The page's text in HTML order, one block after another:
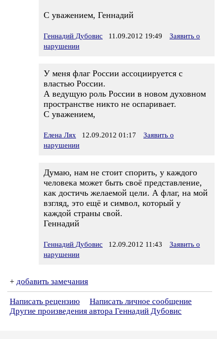
С уважением, Геннадий
Геннадий Дубовис 11.09.2012 19:49
Заявить о
нарушении
У меня флаг России ассоциируется с
властью России.
А ведущую роль России в новом духовном
пространстве никто не оспаривает.
С уважением,
Елена Лях 12.09.2012 01:17
Заявить о
нарушении
Думаю, нам не стоит спорить, у каждого
человека может быть своё представление,
как достичь желаемой цели. А флаг, на мой
взгляд, это ещё и символ, который у
каждой страны свой.
Геннадий
Геннадий Дубовис 12.09.2012 11:43
Заявить о
нарушении
+ добавить замечания
Написать рецензию
Написать личное сообщение
Другие произведения автора Геннадий Дубовис